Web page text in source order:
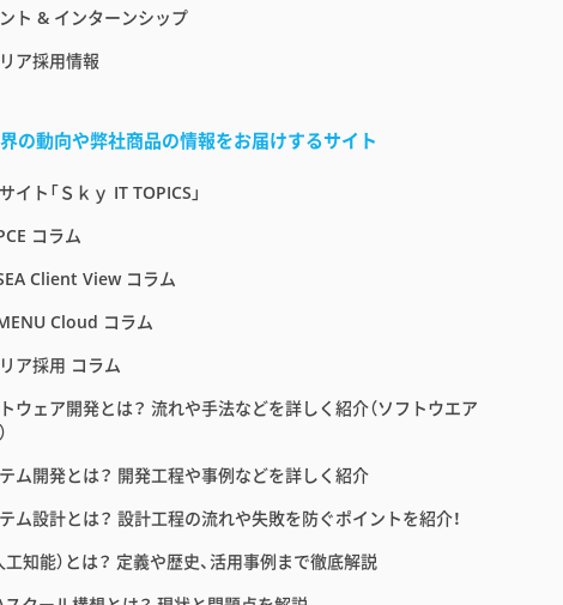
ト & インターンシップ
ア採用情報
の動向や弊社商品の情報をお届けするサイト
イト「Ｓｋｙ IT TOPICS」
コラム
Client View コラム
Cloud コラム
ア採用 コラム
ウェア開発とは？ 流れや手法などを詳しく紹介（ソフトウエア
ム開発とは？ 開発工程や事例などを詳しく紹介
ム設計とは？ 設計工程の流れや失敗を防ぐポイントを紹介！
工知能）とは？ 定義や歴史、活用事例まで徹底解説